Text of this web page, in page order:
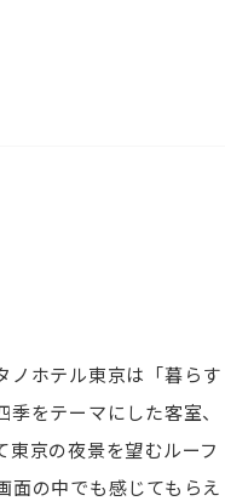
ノホテル東京は「暮らす
をテーマにした客室、
京の夜景を望むルーフ
面の中でも感じてもらえ